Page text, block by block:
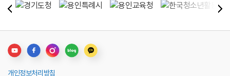
개인정보처리방침